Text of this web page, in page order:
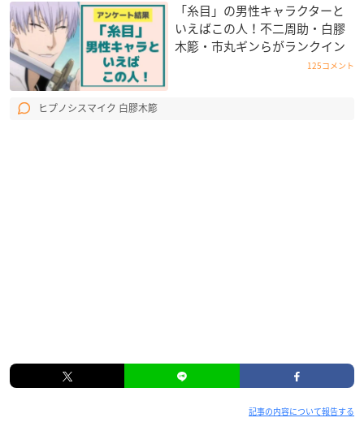
「糸目」の男性キャラクターと
いえばこの人！不二周助・白膠
木簓・市丸ギンらがランクイン
125コメント
ヒプノシスマイク 白膠木簓
記事の内容について報告する